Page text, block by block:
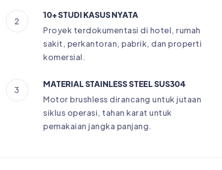
2
10+ STUDI KASUS NYATA
Proyek terdokumentasi di hotel, rumah
sakit, perkantoran, pabrik, dan properti
komersial.
3
MATERIAL STAINLESS STEEL SUS304
Motor brushless dirancang untuk jutaan
siklus operasi, tahan karat untuk
pemakaian jangka panjang.